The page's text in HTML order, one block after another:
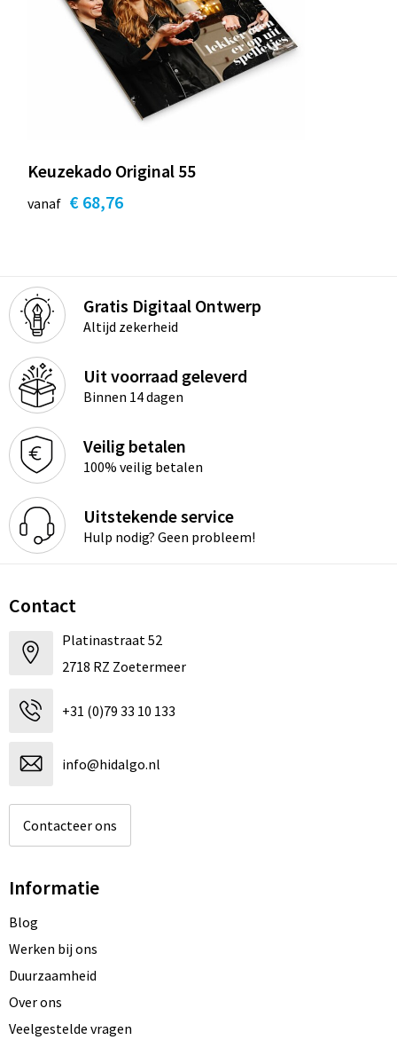
Keuzekado Original 55
vanaf € 68,76
Gratis Digitaal Ontwerp
Altijd zekerheid
Uit voorraad geleverd
Binnen 14 dagen
Veilig betalen
100% veilig betalen
Uitstekende service
Hulp nodig? Geen probleem!
Contact
Platinastraat 52
2718 RZ Zoetermeer
+31 (0)79 33 10 133
info@hidalgo.nl
Contacteer ons
Informatie
Blog
Werken bij ons
Duurzaamheid
Over ons
Veelgestelde vragen